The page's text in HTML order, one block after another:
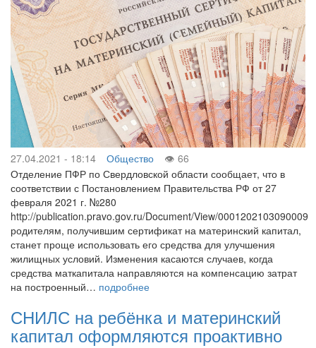
27.04.2021 - 18:14 Общество
66
Отделение ПФР по Свердловской области сообщает, что в
соответствии с Постановлением Правительства РФ от 27
февраля 2021 г. №280
http://publication.pravo.gov.ru/Document/View/0001202103090009
родителям, получившим сертификат на материнский капитал,
станет проще использовать его средства для улучшения
жилищных условий. Изменения касаются случаев, когда
средства маткапитала направляются на компенсацию затрат
на построенный… подробнее
СНИЛС на ребёнка и материнский
капитал оформляются проактивно